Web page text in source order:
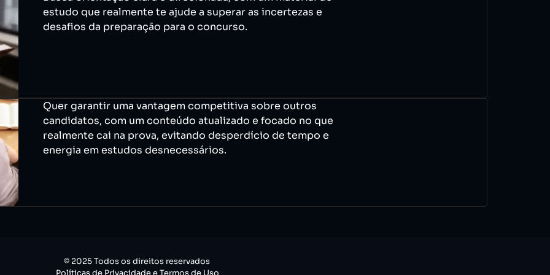
estudo que realmente te ajude a superar as incertezas e
desafios da preparação para o concurso.
Quer garantir uma vantagem competitiva sobre outros
candidatos, com um conteúdo atualizado e focado no que
realmente cai na prova, evitando desperdício de tempo e
energia em estudos desnecessários.
© 2025 Todos os direitos reservados